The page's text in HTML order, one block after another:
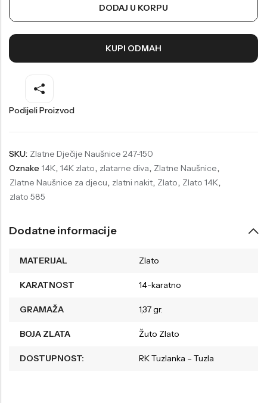
DODAJ U KORPU
KUPI ODMAH
Podijeli Proizvod
SKU: Zlatne Dječije Naušnice 247-150
Oznake 14K, 14K zlato, zlatarne diva, Zlatne Naušnice,
Zlatne Naušnice za djecu, zlatni nakit, Zlato, Zlato 14K,
zlato 585
Dodatne informacije
MATERIJAL Zlato
KARATNOST 14-karatno
GRAMAŽA 1,37 gr.
BOJA ZLATA Žuto Zlato
DOSTUPNOST: RK Tuzlanka – Tuzla
Welder
Mini Focus
Daniel Klein
Festina
Wesse
Missguided
Diesel